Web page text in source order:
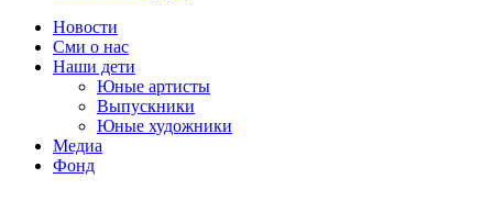
Новости
Сми о нас
Наши дети
Юные артисты
Выпускники
Юные художники
Медиа
Фонд